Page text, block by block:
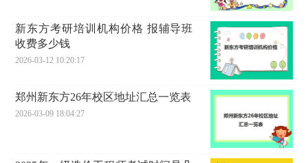
新东方考研培训机构价格 报辅导班
收费多少钱
2026-03-12 10:20:17
郑州新东方26年校区地址汇总一览表
2026-03-09 18:04:27